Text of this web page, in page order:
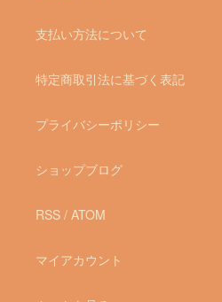
支払い方法について
特定商取引法に基づく表記
プライバシーポリシー
ショップブログ
RSS / ATOM
マイアカウント